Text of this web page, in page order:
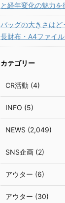
と経年変化の魅力を
バッグの大きさはど
長財布・A4ファイ
カテゴリー
CR活動 (4)
INFO (5)
NEWS (2,049)
SNS企画 (2)
アウター (6)
アウター (30)